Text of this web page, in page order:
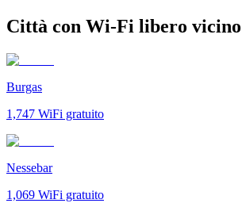
Città con Wi-Fi libero
Burgas
1,747 WiFi gratuito
Nessebar
1,069 WiFi gratuito